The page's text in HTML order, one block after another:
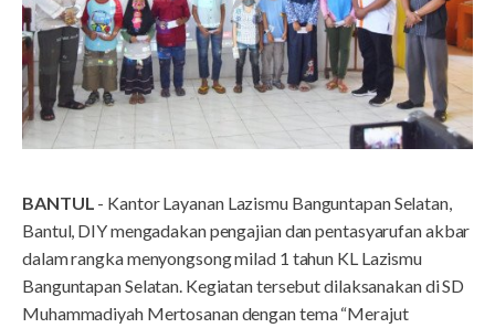
BANTUL - Kantor Layanan Lazismu Banguntapan Selatan,
Bantul, DIY mengadakan pengajian dan pentasyarufan akbar
dalam rangka menyongsong milad 1 tahun KL Lazismu
Banguntapan Selatan. Kegiatan tersebut dilaksanakan di SD
Muhammadiyah Mertosanan dengan tema “Merajut